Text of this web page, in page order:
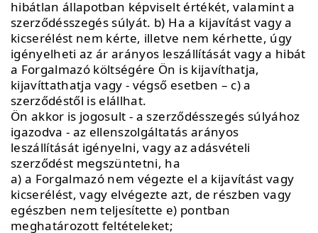
hibátlan állapotban képviselt értékét, valamint a
szerződésszegés súlyát. b) Ha a kijavítást vagy a
kicserélést nem kérte, illetve nem kérhette, úgy
igényelheti az ár arányos leszállítását vagy a hibát
a Forgalmazó költségére Ön is kijavíthatja,
kijavíttathatja vagy - végső esetben – c) a
szerződéstől is elállhat.
Ön akkor is jogosult - a szerződésszegés súlyához
igazodva - az ellenszolgáltatás arányos
leszállítását igényelni, vagy az adásvételi
szerződést megszüntetni, ha
a) a Forgalmazó nem végezte el a kijavítást vagy
kicserélést, vagy elvégezte azt, de részben vagy
egészben nem teljesítette e) pontban
meghatározott feltételeket;